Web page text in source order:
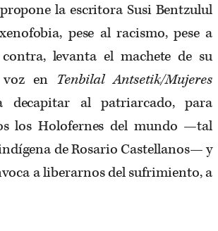
la escritora Susi Bentzulul
pese al racismo, pese a
levanta el machete de su
en Tenbilal Antsetik/Mujeres
decapitar al patriarcado, para
los Holofernes del mundo —tal
de Rosario Castellanos— y
a liberarnos del sufrimiento, a